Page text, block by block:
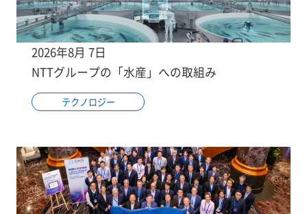
2026年8月 7日
NTTグループの「水産」への取組み
テクノロジー